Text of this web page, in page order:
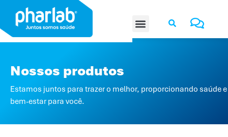
Nossos produtos
Estamos juntos para trazer o melhor, proporcionando saúde e
bem-estar para você.